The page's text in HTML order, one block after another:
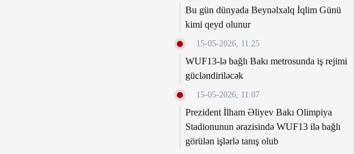
Bu gün dünyada Beynəlxalq İqlim Günü
kimi qeyd olunur
15-05-2026, 11:25
WUF13-lə bağlı Bakı metrosunda iş rejimi
gücləndiriləcək
15-05-2026, 11:07
Prezident İlham Əliyev Bakı Olimpiya
Stadionunun ərazisində WUF13 ilə bağlı
görülən işlərlə tanış olub